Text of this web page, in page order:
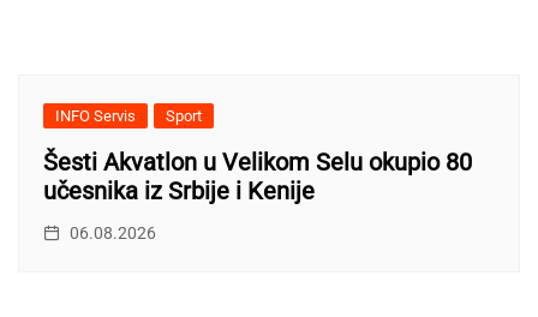
INFO Servis Sport
Šesti Akvatlon u Velikom Selu okupio 80
učesnika iz Srbije i Kenije
06.08.2026